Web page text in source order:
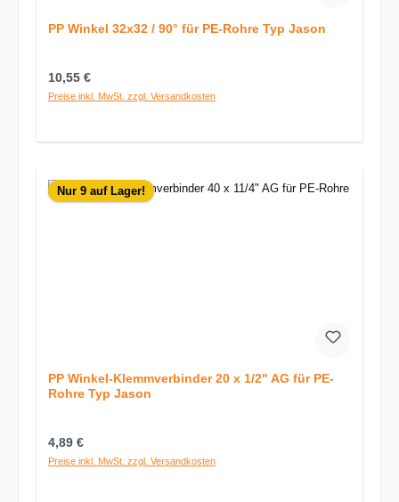
PP Winkel 32x32 / 90° für PE-Rohre Typ Jason
Regulärer Preis:
10,55 €
Preise inkl. MwSt. zzgl. Versandkosten
Nur 9 auf Lager!
PP Winkel-Klemmverbinder 20 x 1/2" AG für PE-
Rohre Typ Jason
Regulärer Preis:
4,89 €
Preise inkl. MwSt. zzgl. Versandkosten